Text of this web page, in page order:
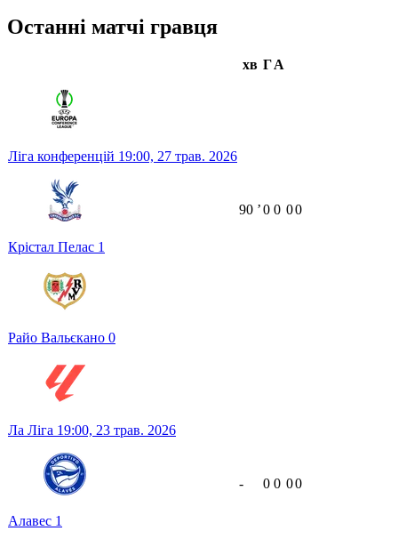
Останні матчі гравця
хв ГА
Ліга конференцій 19:00, 27 трав. 2026
Крістал Пелас 1
Райо Вальєкано 0
90 ʼ0 0 00
Ла Ліга 19:00, 23 трав. 2026
Алавес 1
- 0 0 00